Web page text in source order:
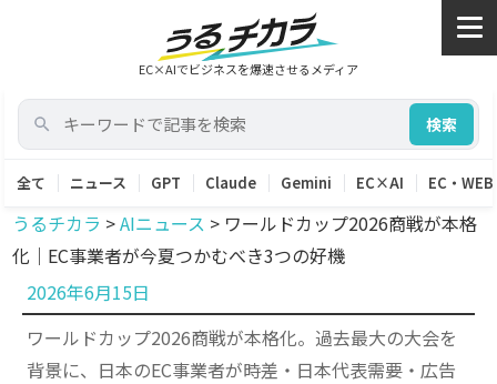
EC×AIでビジネスを爆速させるメディア
検索
全て ニュース GPT Claude Gemini EC×AI EC・WEB
うるチカラ >AIニュース > ワールドカップ2026商戦が本格
化｜EC事業者が今夏つかむべき3つの好機
ワールドカップ2026商戦が本格化。過去最大の大会を
背景に、日本のEC事業者が時差・日本代表需要・広告
投
稿
日:
2026年6月15日